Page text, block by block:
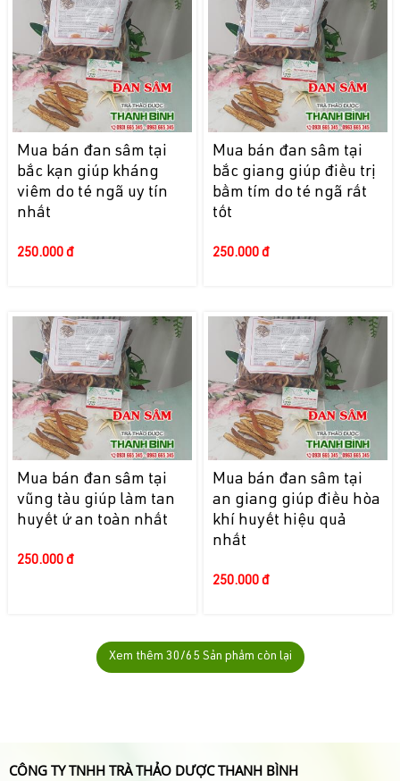
Mua bán đan sâm tại
bắc kạn giúp kháng
viêm do té ngã uy tín
nhất
250.000 đ
Mua bán đan sâm tại
bắc giang giúp điều trị
bầm tím do té ngã rất
tốt
250.000 đ
Mua bán đan sâm tại
vũng tàu giúp làm tan
huyết ứ an toàn nhất
250.000 đ
Mua bán đan sâm tại
an giang giúp điều hòa
khí huyết hiệu quả
nhất
250.000 đ
Xem thêm 30/65 Sản phẩm còn lại
CÔNG TY TNHH TRÀ THẢO DƯỢC THANH BÌNH